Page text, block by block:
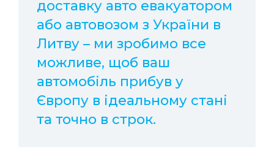
доставку авто евакуатором
або автовозом з України в
Литву – ми зробимо все
можливе, щоб ваш
автомобіль прибув у
Європу в ідеальному стані
та точно в строк.